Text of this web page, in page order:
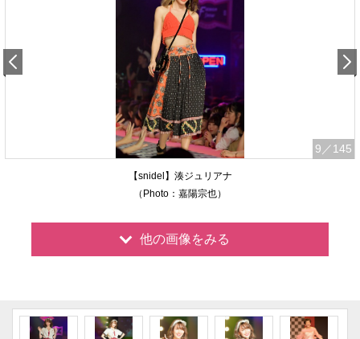
9 ／145
【snidel】湊ジュリアナ
（Photo：嘉陽宗也）
他の画像をみる